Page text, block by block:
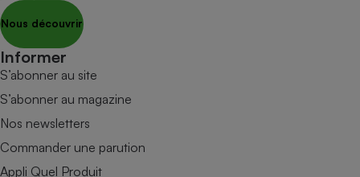
Nous découvrir
Informer
S’abonner au site
S’abonner au magazine
Nos newsletters
Commander une parution
Appli Quel Produit